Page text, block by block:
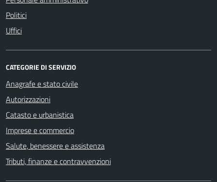
Politici
Uffici
CATEGORIE DI SERVIZIO
Anagrafe e stato civile
Autorizzazioni
Catasto e urbanistica
Imprese e commercio
Salute, benessere e assistenza
Tributi, finanze e contravvenzioni